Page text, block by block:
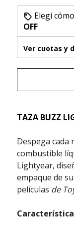
Elegí
OFF
Ver cuotas y
TAZA BUZZ
Despega cada
combustible
Lightyear,
empaque de
películas de